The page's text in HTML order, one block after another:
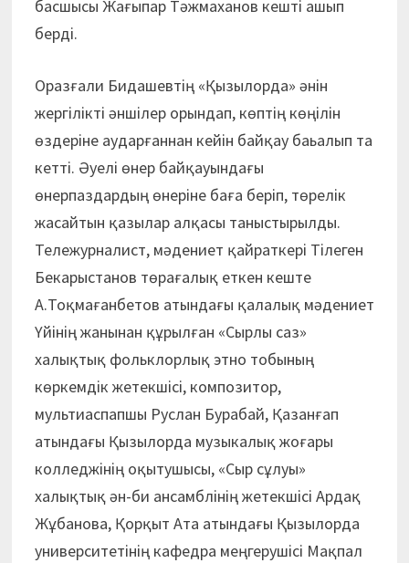
басшысы Жағыпар Тәжмаханов кешті ашып
берді.
Оразғали Бидашевтің «Қызылорда» әнін
жергілікті әншілер орындап, көптің көңілін
өздеріне аударғаннан кейін байқау баьалып та
кетті. Әуелі өнер байқауындағы
өнерпаздардың өнеріне баға беріп, төрелік
жасайтын қазылар алқасы таныстырылды.
Тележурналист, мәдениет қайраткері Тілеген
Бекарыстанов төрағалық еткен кеште
А.Тоқмағанбетов атындағы қалалық мәдениет
Үйінің жанынан құрылған «Сырлы саз»
халықтық фольклорлық этно тобының
көркемдік жетекшісі, композитор,
мультиаспапшы Руслан Бурабай, Қазанғап
атындағы Қызылорда музыкалық жоғары
колледжінің оқытушысы, «Сыр сұлуы»
халықтық ән-би ансамблінің жетекшісі Ардақ
Жұбанова, Қорқыт Ата атындағы Қызылорда
университетінің кафедра меңгерушісі Мақпал